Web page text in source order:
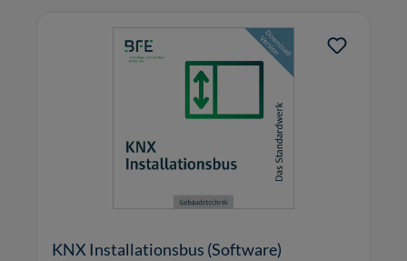
KNX Installationsbus (Software)